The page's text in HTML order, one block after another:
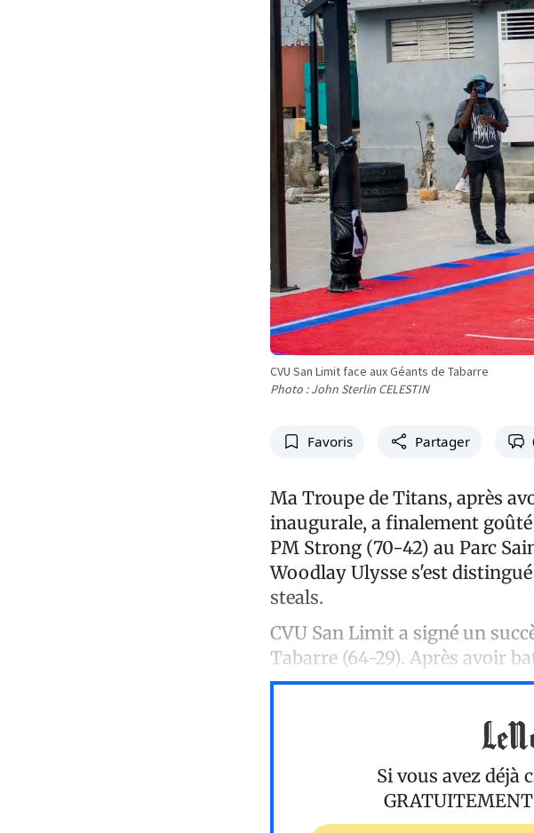
CVU San Limit face aux Géants de Tabarre
Photo : John Sterlin CELESTIN
Favoris Partager
Ma Troupe de Titans, après
inaugurale, a finalement goûté
PM Strong (70-42) au Parc
Woodlay Ulysse s'est
steals.
CVU San Limit a signé un
Tabarre (64-29). Après avoir
Si vous avez déjà
GRATUITEMENT